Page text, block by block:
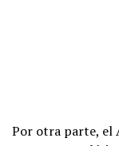
Por otra parte, el